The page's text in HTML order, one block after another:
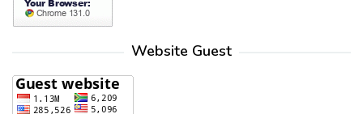
Website Guest